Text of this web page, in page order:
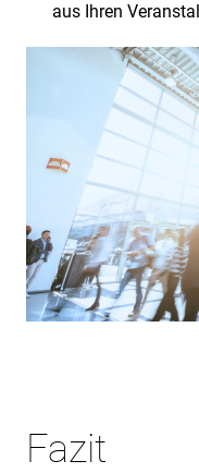
aus Ihren
Fazit